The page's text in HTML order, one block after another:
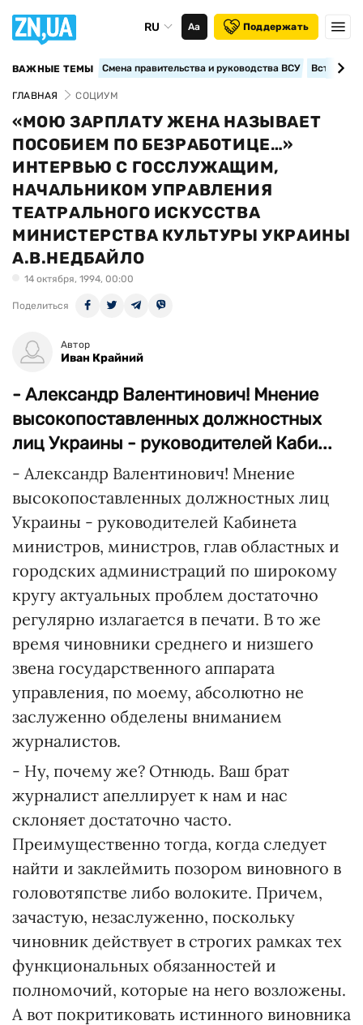
RU Аа Поддержать
ВАЖНЫЕ ТЕМЫ Смена правительства и руководства ВСУ
ГЛАВНАЯ СОЦИУМ
«МОЮ ЗАРПЛАТУ ЖЕНА НАЗЫВАЕТ
ПОСОБИЕМ ПО БЕЗРАБОТИЦЕ…»
ИНТЕРВЬЮ С ГОССЛУЖАЩИМ,
НАЧАЛЬНИКОМ УПРАВЛЕНИЯ
ТЕАТРАЛЬНОГО ИСКУССТВА
МИНИСТЕРСТВА КУЛЬТУРЫ УКРАИНЫ
А.В.НЕДБАЙЛО
14 октября, 1994, 00:00
Поделиться
Автор
Иван Крайний
- Александр Валентинович! Мнение
высокопоставленных должностных
лиц Украины - руководителей Каби...
- Александр Валентинович! Мнение
высокопоставленных должностных лиц
Украины - руководителей Кабинета
министров, министров, глав областных и
городских администраций по широкому
кругу актуальных проблем достаточно
регулярно излагается в печати. В то же
время чиновники среднего и низшего
звена государственного аппарата
управления, по моему, абсолютно не
заслуженно обделены вниманием
журналистов.
- Ну, почему же? Отнюдь. Ваш брат
журналист апеллирует к нам и нас
склоняет достаточно часто.
Преимущественно тогда, когда следует
найти и заклеймить позором виновного в
головотяпстве либо волоките. Причем,
зачастую, незаслуженно, поскольку
чиновник действует в строгих рамках тех
функциональных обязанностей и
полномочий, которые на него возложены.
А вот покритиковать истинного виновника